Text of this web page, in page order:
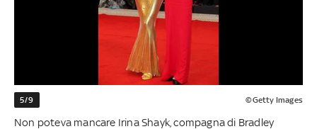
5/9 ©Getty Images
Non poteva mancare Irina Shayk, compagna di Bradley